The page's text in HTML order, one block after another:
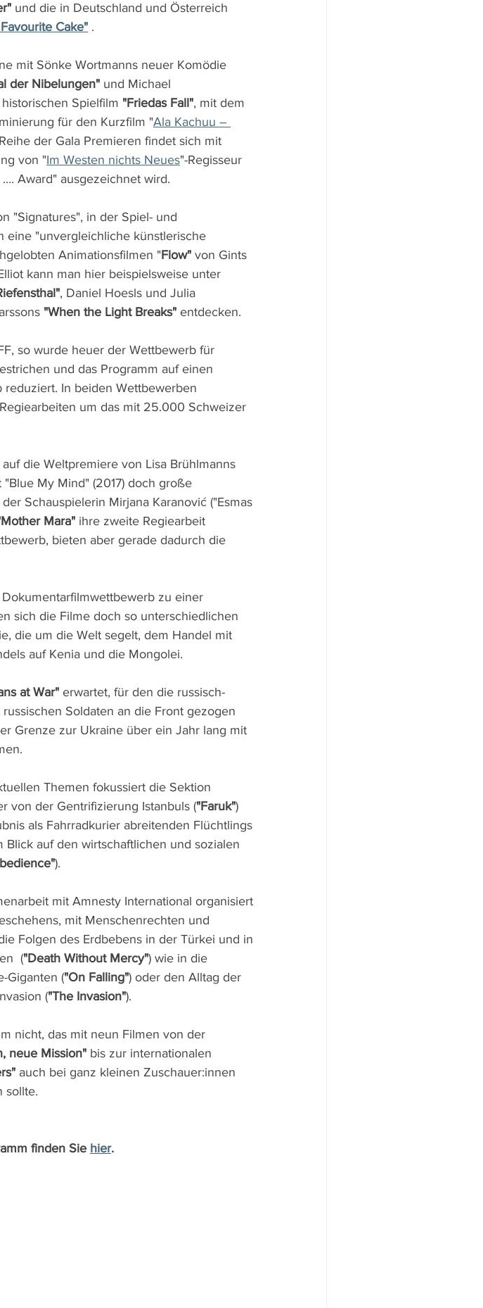
und die in Deutschland und Österreich
Cake" .
mit Sönke Wortmanns neuer Komödie
der Nibelungen" und Michael
Spielfilm "Friedas Fall", mit dem
für den Kurzfilm "Ala Kachuu –
der Gala Premieren findet sich mit
von "Im Westen nichts Neues"-Regisseur
Award" ausgezeichnet wird.
"Signatures", in der Spiel- und
eine "unvergleichliche künstlerische
Animationsfilmen "Flow" von Gints
kann man hier beispielsweise unter
, Daniel Hoesls und Julia
"When the Light Breaks" entdecken.
so wurde heuer der Wettbewerb für
und das Programm auf einen
In beiden Wettbewerben
um das mit 25.000 Schweizer
die Weltpremiere von Lisa Brühlmanns
My Mind" (2017) doch große
Schauspielerin Mirjana Karanović ("Esmas
Mara" ihre zweite Regiearbeit
bieten aber gerade dadurch die
zu einer
sich die Filme doch so unterschiedlichen
die um die Welt segelt, dem Handel mit
auf Kenia und die Mongolei.
at War" erwartet, für den die russisch-
Soldaten an die Front gezogen
Grenze zur Ukraine über ein Jahr lang mit
Themen fokussiert die Sektion
von der Gentrifizierung Istanbuls ("Faruk")
als Fahrradkurier abreitenden Flüchtlings
Blick auf den wirtschaftlichen und sozialen
).
mit Amnesty International organisiert
mit Menschenrechten und
Folgen des Erdbebens in der Türkei und in
("Death Without Mercy") wie in die
Giganten ("On Falling") oder den Alltag der
("The Invasion").
nicht, das mit neun Filmen von der
neue Mission" bis zur internationalen
auch bei ganz kleinen Zuschauer:innen
sollte.
finden Sie hier.